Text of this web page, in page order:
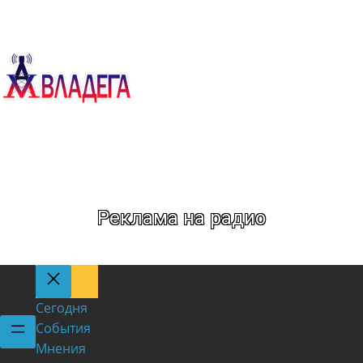
Реклама на радио
Сегодня
События
Мнения